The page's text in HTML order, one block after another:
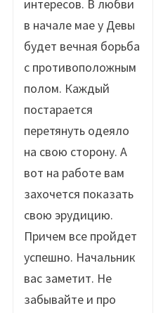
интересов. В любви
в начале мае у Девы
будет вечная борьба
с противоположным
полом. Каждый
постарается
перетянуть одеяло
на свою сторону. А
вот на работе вам
захочется показать
свою эрудицию.
Причем все пройдет
успешно. Начальник
вас заметит. Не
забывайте и про